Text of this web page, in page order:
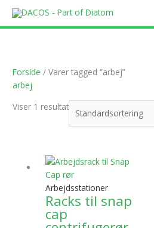
indholdet
Forside / Varer tagged “arbej”
arbej
Viser 1 resultat
Arbejdsstationer
Racks til snap
cap
vare
flere
varianter.